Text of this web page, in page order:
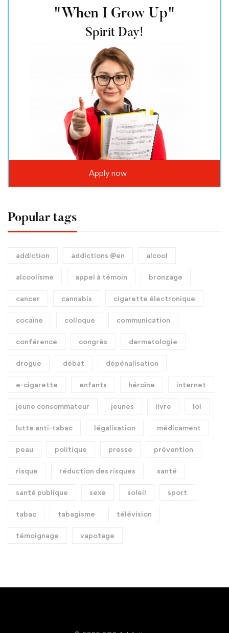
"When I Grow Up"
Spirit Day!
Apply now
Popular tags
addiction addictions @en alcool
alcoolisme appel à témoin bronzage
cancer cannabis cigarette électronique
cocaïne colloque communication
conférence congrès dermatologie
drogue débat dépénalisation
e-cigarette enfants héroïne internet
jeune consommateur jeunes livre loi
lutte anti-tabac légalisation médicament
peau politique presse prévention
risque réduction des risques santé
santé publique sexe soleil sport
tabac tabagisme télévision
témoignage vapotage